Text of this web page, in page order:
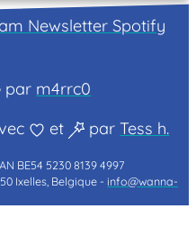
Newsletter Spotify
par m4rrc0
et parTess h.
BE54 5230 8139 4997
Ixelles, Belgique -